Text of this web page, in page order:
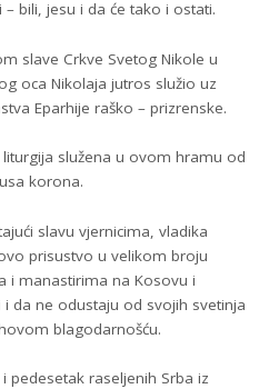
bili, jesu i da će tako i ostati.
slave Crkve Svetog Nikole u
oca Nikolaja jutros služio uz
Eparhije raško – prizrenske.
služena u ovom hramu od
korona.
slavu vjernicima, vladika
prisustvo u velikom broju
i manastirima na Kosovu i
da ne odustaju od svojih svetinja
blagodarnošću.
pedesetak raseljenih Srba iz